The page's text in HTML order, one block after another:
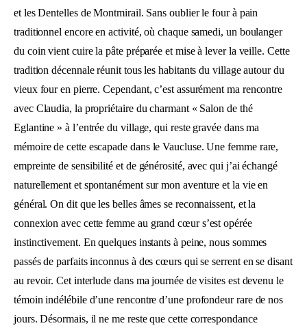
et les Dentelles de Montmirail. Sans oublier le four à pain
traditionnel encore en activité, où chaque samedi, un boulanger
du coin vient cuire la pâte préparée et mise à lever la veille. Cette
tradition décennale réunit tous les habitants du village autour du
vieux four en pierre. Cependant, c’est assurément ma rencontre
avec Claudia, la propriétaire du charmant « Salon de thé
Eglantine » à l’entrée du village, qui reste gravée dans ma
mémoire de cette escapade dans le Vaucluse. Une femme rare,
empreinte de sensibilité et de générosité, avec qui j’ai échangé
naturellement et spontanément sur mon aventure et la vie en
général. On dit que les belles âmes se reconnaissent, et la
connexion avec cette femme au grand cœur s’est opérée
instinctivement. En quelques instants à peine, nous sommes
passés de parfaits inconnus à des cœurs qui se serrent en se disant
au revoir. Cet interlude dans ma journée de visites est devenu le
témoin indélébile d’une rencontre d’une profondeur rare de nos
jours. Désormais, il ne me reste que cette correspondance